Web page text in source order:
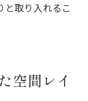
と取り入れるこ
空間レイ